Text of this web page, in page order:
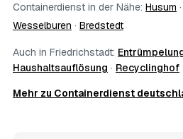
Containerdienst in der Nähe: Husum ·
Wesselburen · Bredstedt
Auch in Friedrichstadt:
Haushaltsauflösung · Recyclinghof
Mehr zu Containerdienst